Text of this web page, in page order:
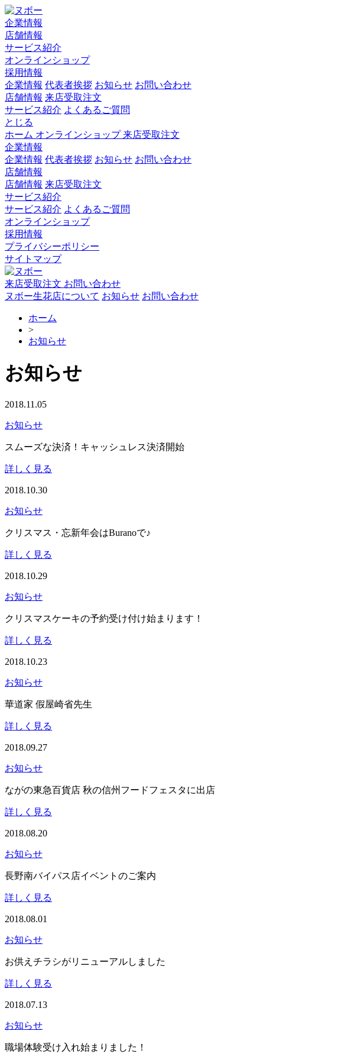
企業情報
店舗情報
サービス紹介
オンラインショップ
採用情報
企業情報 代表者挨拶 お知らせ お問い合わせ
店舗情報 来店受取注文
サービス紹介 よくあるご質問
とじる
ホーム オンラインショップ来店受取注文
企業情報
企業情報 代表者挨拶 お知らせ お問い合わせ
店舗情報
店舗情報 来店受取注文
サービス紹介
サービス紹介 よくあるご質問
オンラインショップ
採用情報
プライバシーポリシー
サイトマップ
来店受取注文 お問い合わせ
ヌボー生花店について お知らせ お問い合わせ
ホーム
>
お知らせ
お知らせ
2018.11.05
お知らせ
スムーズな決済！キャッシュレス決済開始
詳しく見る
2018.10.30
お知らせ
クリスマス・忘新年会はBuranoで♪
詳しく見る
2018.10.29
お知らせ
クリスマスケーキの予約受け付け始まります！
詳しく見る
2018.10.23
お知らせ
華道家 假屋崎省先生
詳しく見る
2018.09.27
お知らせ
ながの東急百貨店 秋の信州フードフェスタに出店
詳しく見る
2018.08.20
お知らせ
長野南バイパス店イベントのご案内
詳しく見る
2018.08.01
お知らせ
お供えチラシがリニューアルしました
詳しく見る
2018.07.13
お知らせ
職場体験受け入れ始まりました！